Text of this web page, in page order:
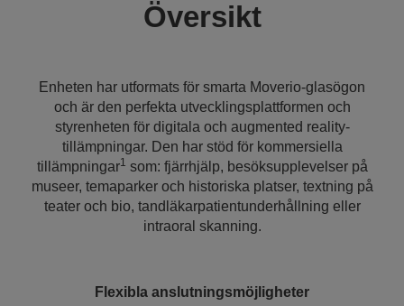
Översikt
Enheten har utformats för smarta Moverio-glasögon
och är den perfekta utvecklingsplattformen och
styrenheten för digitala och augmented reality-
tillämpningar. Den har stöd för kommersiella
tillämpningar1 som: fjärrhjälp, besöksupplevelser på
museer, temaparker och historiska platser, textning på
teater och bio, tandläkarpatientunderhållning eller
intraoral skanning.
Flexibla anslutningsmöjligheter